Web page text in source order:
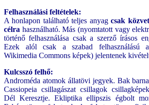
Felhasználási feltételek:
A honlapon található teljes anyagcsak
célra használható. Más (nyomtatott vagy
történő felhasználása csak a szerző írásos
Ezek alól csak a szabad felhasználású
Wikimedia Commons képek) jelentenek
Kulcsszó felhő:
Androméda atomok állatövi jegyek. Bak
Cassiopeia csillagászat csillagok
Dél Keresztje. Ekliptika ellipszis égbolt